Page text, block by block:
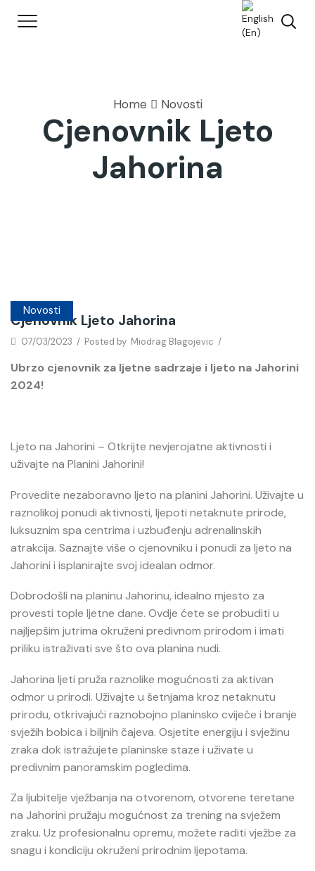
Home Novosti
Cjenovnik Ljeto
Jahorina
Novosti
Cjenovnik Ljeto Jahorina
07/03/2023 / Posted by Miodrag Blagojevic /
Ubrzo cjenovnik za ljetne sadrzaje i ljeto na Jahorini
2024!
Ljeto na Jahorini – Otkrijte nevjerojatne aktivnosti i
uživajte na Planini Jahorini!
Provedite nezaboravno ljeto na planini Jahorini. Uživajte u
raznolikoj ponudi aktivnosti, ljepoti netaknute prirode,
luksuznim spa centrima i uzbuđenju adrenalinskih
atrakcija. Saznajte više o cjenovniku i ponudi za ljeto na
Jahorini i isplanirajte svoj idealan odmor.
Dobrodošli na planinu Jahorinu, idealno mjesto za
provesti tople ljetne dane. Ovdje ćete se probuditi u
najljepšim jutrima okruženi predivnom prirodom i imati
priliku istraživati sve što ova planina nudi.
Jahorina ljeti pruža raznolike mogućnosti za aktivan
odmor u prirodi. Uživajte u šetnjama kroz netaknutu
prirodu, otkrivajući raznobojno planinsko cvijeće i branje
svježih bobica i biljnih čajeva. Osjetite energiju i svježinu
zraka dok istražujete planinske staze i uživate u
predivnim panoramskim pogledima.
Za ljubitelje vježbanja na otvorenom, otvorene teretane
na Jahorini pružaju mogućnost za trening na svježem
zraku. Uz profesionalnu opremu, možete raditi vježbe za
snagu i kondiciju okruženi prirodnim ljepotama.